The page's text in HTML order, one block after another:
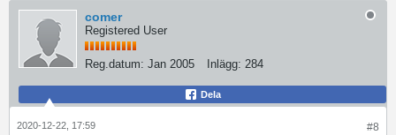
comer
Registered User
Reg.datum: Jan 2005 Inlägg: 284
Dela
#8
2020-12-22, 17:59